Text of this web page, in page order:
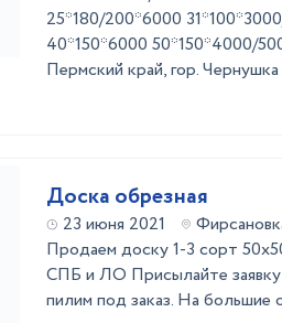
25*180/200*6000
40*150*6000 50*150*4000/
Пермский край, гор.
Доска обрезная
23 июня 2021
Продаем доску 1-3 сорт
СПБ и ЛО Присылайте заявку
пилим под заказ. На большие